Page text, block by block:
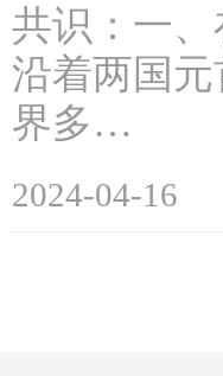
共识：一
沿着两国
界多…
2024-04-16